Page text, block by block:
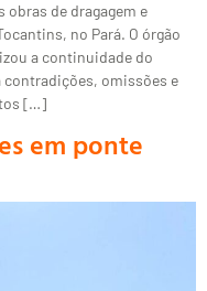
obras de dragagem e
no Pará. O órgão
a continuidade do
contradições, omissões e
[…]
em ponte